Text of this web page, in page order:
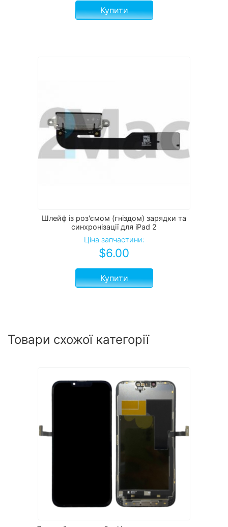
Купити
Шлейф із роз'ємом (гніздом) зарядки та
синхронізації для iPad 2
Ціна запчастини:
$6.00
Купити
Товари схожої категорії